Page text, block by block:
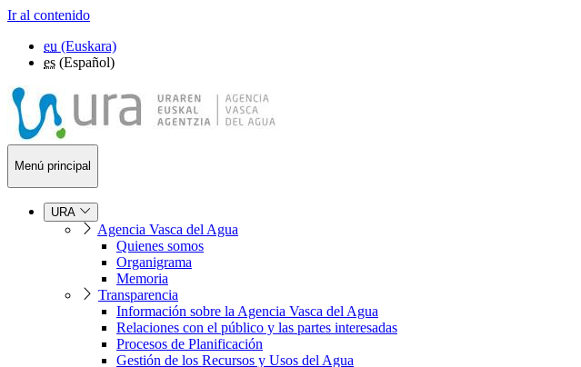
Ir al contenido
eu (Euskara)
es (Español)
Menú principal
URA
Agencia Vasca del Agua
Quienes somos
Organigrama
Memoria
Transparencia
Información sobre la Agencia Vasca del Agua
Relaciones con el público y las partes interesadas
Procesos de Planificación
Gestión de los Recursos y Usos del Agua